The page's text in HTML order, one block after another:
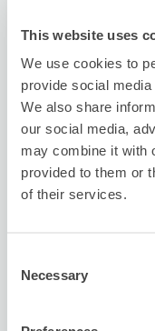
This website uses
We use cookies to
provide social
We also share
our social media,
may combine it with
provided to them or
of their services.
Selection
Necessary
保管できる荷物数
スーツケースサイズ:
8/9日 8/10 月 8/